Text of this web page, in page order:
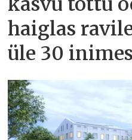
haiglas
üle 30